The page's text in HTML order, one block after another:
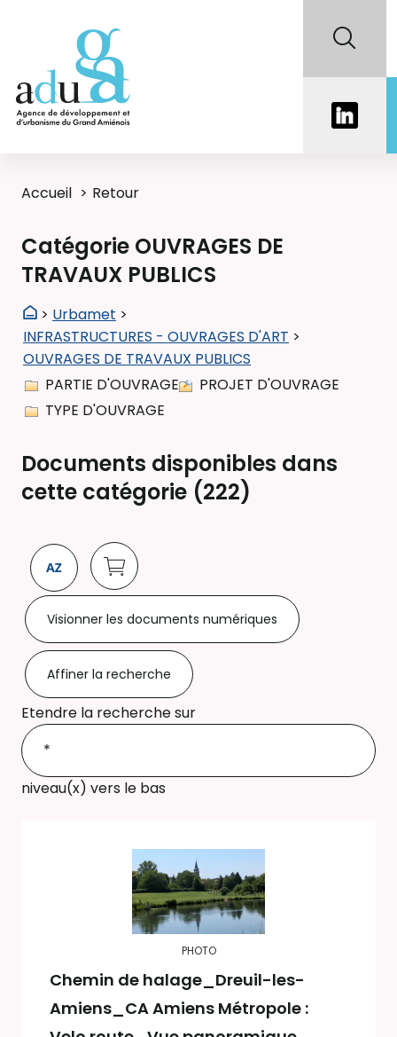
Accueil Retour
Catégorie OUVRAGES DE
TRAVAUX PUBLICS
> Urbamet >
INFRASTRUCTURES - OUVRAGES D'ART >
OUVRAGES DE TRAVAUX PUBLICS
PARTIE D'OUVRAGE
PROJET D'OUVRAGE
TYPE D'OUVRAGE
Documents disponibles dans
cette catégorie (222)
Visionner les documents numériques
Affiner la recherche
Etendre la recherche sur
niveau(x) vers le bas
PHOTO
Chemin de halage_Dreuil-les-
Amiens_CA Amiens Métropole :